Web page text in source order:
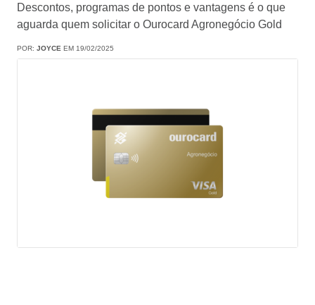
Descontos, programas de pontos e vantagens é o que
aguarda quem solicitar o Ourocard Agronegócio Gold
POR: JOYCE EM 19/02/2025